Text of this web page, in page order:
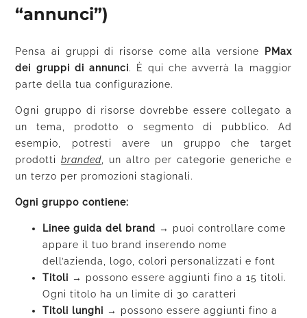
“annunci”)
Pensa ai gruppi di risorse come alla versione
PMax
dei gruppi di annunci. È qui che avverrà la maggior
parte della tua configurazione.
Ogni gruppo di risorse dovrebbe essere collegato a
un tema, prodotto o segmento di pubblico. Ad
esempio, potresti avere un gruppo che target
prodottibranded , un altro per categorie generiche e
un terzo per promozioni stagionali.
Ogni gruppo contiene:
Linee guida del brand →
puoi controllare come
appare il tuo brand inserendo nome
dell’azienda, logo, colori personalizzati e font
Titoli →
possono essere aggiunti fino a 15 titoli.
Ogni titolo ha un limite di 30 caratteri
Titoli lunghi →
possono essere aggiunti fino a